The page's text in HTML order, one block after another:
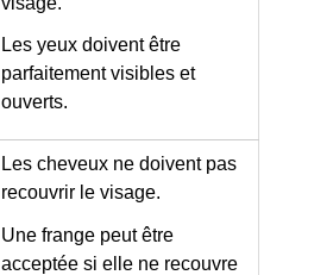
Les yeux doivent être
parfaitement visibles et
ouverts.
Les cheveux ne doivent pas
recouvrir le visage.
Une frange peut être
acceptée si elle ne recouvre